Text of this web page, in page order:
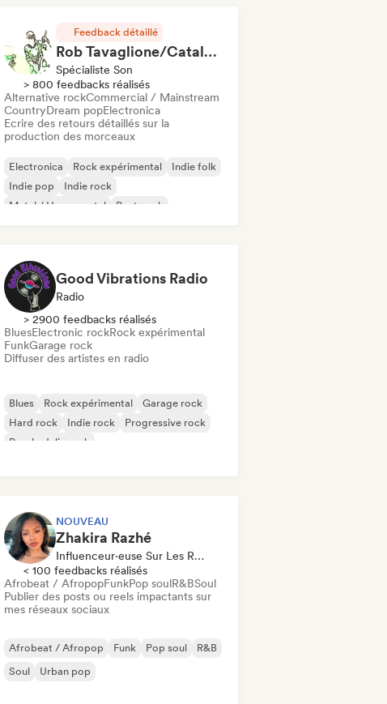
Feedback détaillé
Rob Tavaglione/Catalyst Recording
Spécialiste Son
> 800 feedbacks réalisés
Alternative rockCommercial / Mainstream
CountryDream popElectronica
Ecrire des retours détaillés sur la
production des morceaux
Electronica Rock expérimental
Indie folk
Indie pop
Indie rock
Metal / Heavy metal
Post punk
Good Vibrations Radio
Radio
> 2900 feedbacks réalisés
BluesElectronic rockRock expérimental
FunkGarage rock
Diffuser des artistes en radio
Blues Rock expérimental
Garage rock
Hard rock
Indie rock
Progressive rock
Psychedelic rock
NOUVEAU
Zhakira Razhé
Influenceur·euse Sur Les Réseaux Sociaux
< 100 feedbacks réalisés
Afrobeat / AfropopFunkPop soulR&BSoul
Publier des posts ou reels impactants sur
mes réseaux sociaux
Afrobeat / Afropop Funk Pop soul
R&B
Soul
Urban pop